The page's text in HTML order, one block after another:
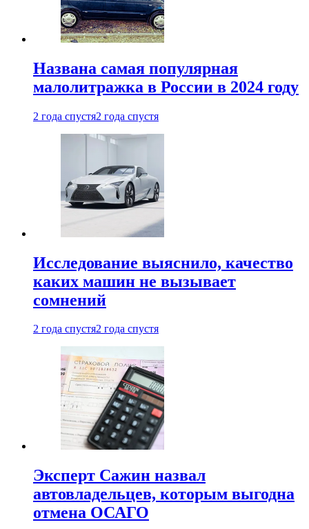
Названа самая популярная
малолитражка в России в 2024 году
2 года спустя2 года спустя
Исследование выяснило, качество
каких машин не вызывает
сомнений
2 года спустя2 года спустя
Эксперт Сажин назвал
автовладельцев, которым выгодна
отмена ОСАГО